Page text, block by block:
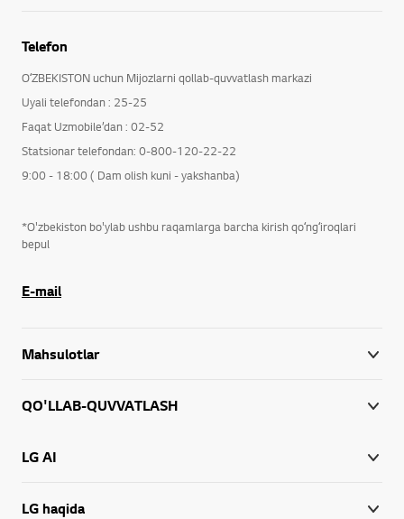
Telefon
OʻZBEKISTON uchun Mijozlarni qollab-quvvatlash markazi
Uyali telefondan : 25-25
Faqat Uzmobile’dan : 02-52
Statsionar telefondan: 0-800-120-22-22
9:00 - 18:00 ( Dam olish kuni - yakshanba)
*O'zbekiston bo'ylab ushbu raqamlarga barcha kirish qoʻngʻiroqlari
bepul
E-mail
Mahsulotlar
QO'LLAB-QUVVATLASH
LG AI
LG haqida